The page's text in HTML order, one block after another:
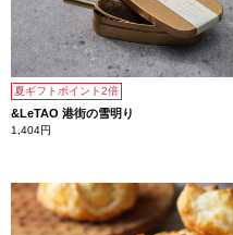
夏ギフトポイント2倍
&LeTAO 港街の雪明り
1,404円